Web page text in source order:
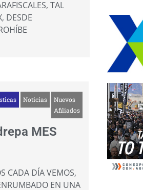
TAL
DESDE
Noticias
Nuevos
Afiliados
MES
CADA DÍA VEMOS,
EN UNA